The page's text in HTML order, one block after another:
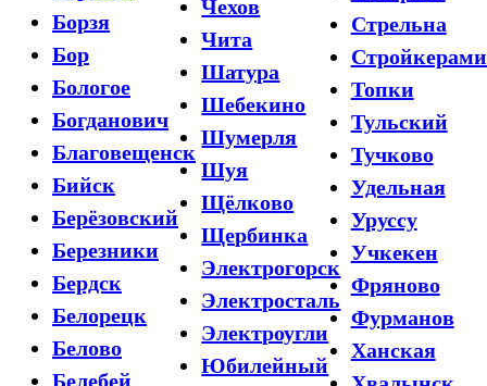
Борзя
Бор
Бологое
Богданович
Благовещенск
Бийск
Берёзовский
Березники
Бердск
Белорецк
Белово
Белебей
Чехов
Чита
Шатура
Шебекино
Шумерля
Шуя
Щёлково
Щербинка
Электрогорск
Электросталь
Электроугли
Юбилейный
Стрельна
Топки
Тульский
Тучково
Удельная
Уруссу
Учкекен
Фряново
Фурманов
Ханская